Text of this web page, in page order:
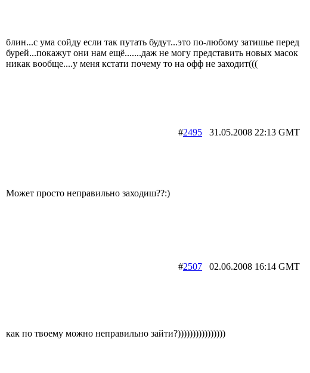
блин...с ума сойду если так путать будут...это по-любому затишье перед
бурей...покажут они нам ещё.......даж не могу представить новых масок
никак вообще....у меня кстати почему то на офф не заходит(((
#2495 31.05.2008 22:13 GMT
Может просто неправильно заходиш??:)
#2507 02.06.2008 16:14 GMT
как по твоему можно неправильно зайти?))))))))))))))))